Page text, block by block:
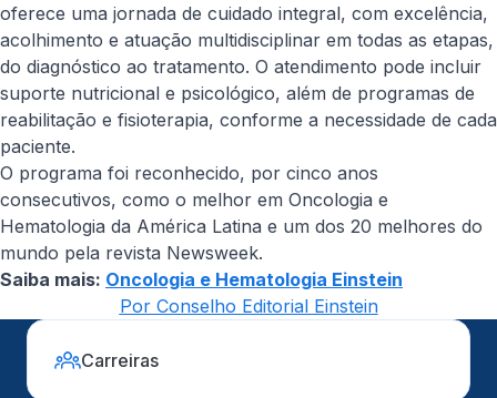
oferece uma jornada de cuidado integral, com excelência,
acolhimento e atuação multidisciplinar em todas as etapas,
do diagnóstico ao tratamento. O atendimento pode incluir
suporte nutricional e psicológico, além de programas de
reabilitação e fisioterapia, conforme a necessidade de cada
paciente.
O programa foi reconhecido, por cinco anos
consecutivos, como o melhor em Oncologia e
Hematologia da América Latina e um dos 20 melhores do
mundo pela revista Newsweek.
Saiba mais: Oncologia e Hematologia Einstein
Por Conselho Editorial Einstein
Carreiras